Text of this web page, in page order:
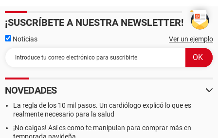
¡SUSCRÍBETE A NUESTRA NEWSLETTER!
Noticias Ver un ejemplo
NOVEDADES
La regla de los 10 mil pasos. Un cardiólogo explicó lo que es
realmente necesario para la salud
¡No caigas! Así es como te manipulan para comprar más en